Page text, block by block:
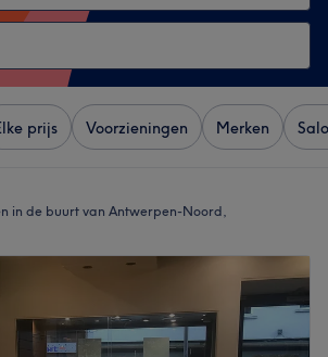
prijs Voorzieningen Merken
in de buurt van Antwerpen-Noord,